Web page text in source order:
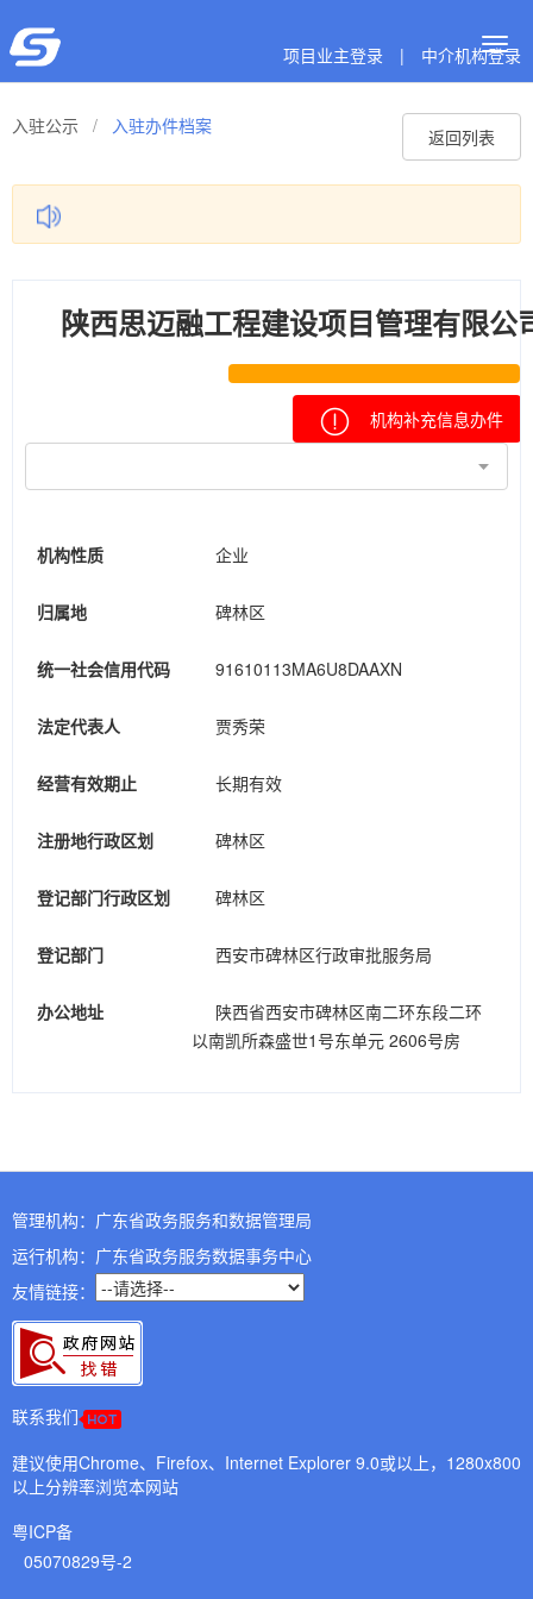
项目业主登录 | 中介机构登录
入驻公示 / 入驻办件档案 返回列表
陕西思迈融工程建设项目管理有限公
机构补充信息办件
机构性质 企业
归属地 碑林区
统一社会信用代码 91610113MA6U8DAAXN
法定代表人 贾秀荣
经营有效期止 长期有效
注册地行政区划 碑林区
登记部门行政区划 碑林区
登记部门 西安市碑林区行政审批服务局
办公地址
陕西省西安市碑林区南二环东段二环
以南凯所森盛世1号东单元 2606号房
管理机构：广东省政务服务和数据管理局
运行机构：广东省政务服务数据事务中心
友情链接：
联系我们
建议使用Chrome、Firefox、Internet Explorer 9.0或以上，1280x800
以上分辨率浏览本网站
粤ICP备
05070829号-2